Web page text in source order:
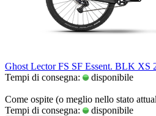
Ghost Lector FS SF Essent. BLK XS
Tempi di consegna:
disponibile
Come ospite (o meglio nello stato
Tempi di consegna:
disponibile